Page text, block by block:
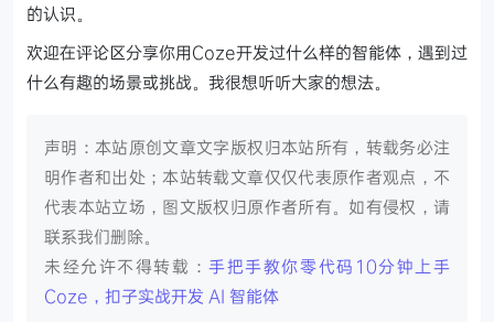
的认识。
欢迎在评论区分享你用Coze开发过什么样的智能体，遇到过
什么有趣的场景或挑战。我很想听听大家的想法。
声明：本站原创文章文字版权归本站所有，转载务必注
明作者和出处；本站转载文章仅仅代表原作者观点，不
代表本站立场，图文版权归原作者所有。如有侵权，请
联系我们删除。
未经允许不得转载：手把手教你零代码10分钟上手
Coze，扣子实战开发 AI 智能体